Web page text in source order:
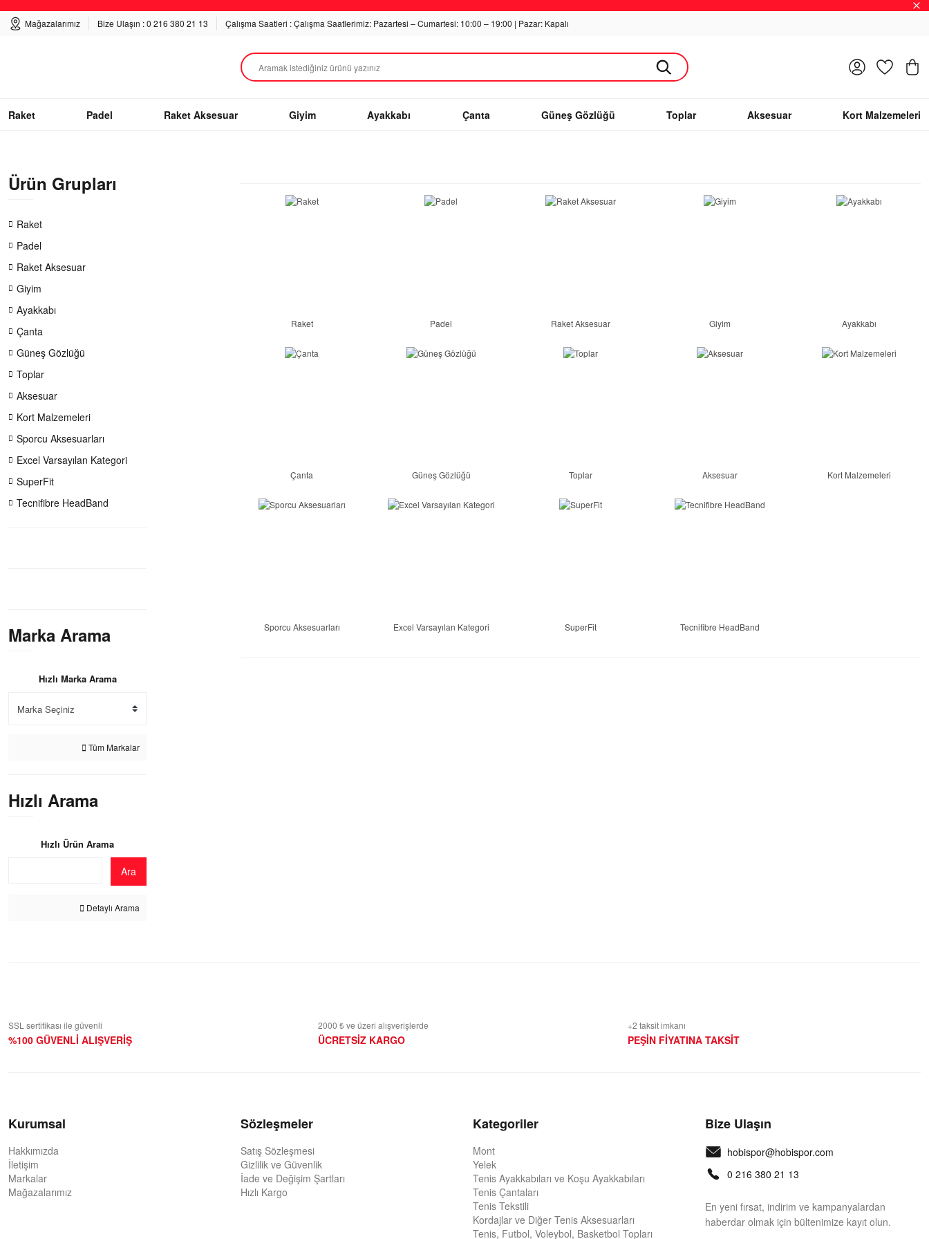
Mağazalarımız Bize Ulaşın : 0 216 380 21 13 Çalışma Saatleri : Çalışma Saatlerimiz: Pazartesi – Cumartesi: 10:00 – 19:00 | Pazar: Kapalı
Giriş Yap
Raket Padel Raket Aksesuar Giyim Ayakkabı Çanta Güneş Gözlüğü Toplar Aksesuar Kort Malzemeleri
Ürün Grupları
Raket
Padel
Raket Aksesuar
Giyim
Ayakkabı
Çanta
Güneş Gözlüğü
Toplar
Aksesuar
Kort Malzemeleri
Sporcu Aksesuarları
Excel Varsayılan Kategori
SuperFit
Tecnifibre HeadBand
Marka Arama
Hızlı Marka Arama
Tüm Markalar
Hızlı Arama
Hızlı Ürün Arama
Ara
Detaylı Arama
Raket Padel Raket Aksesuar Giyim Ayakkabı
Çanta Güneş Gözlüğü Toplar Aksesuar Kort Malzemeleri
Sporcu Aksesuarları Excel Varsayılan Kategori SuperFit Tecnifibre HeadBand
SSL sertifikası ile güvenli
%100 GÜVENLİ ALIŞVERİŞ
2000 ₺ ve üzeri alışverişlerde
ÜCRETSİZ KARGO
+2 taksit imkanı
PEŞİN FİYATINA TAKSİT
Kurumsal
Hakkımızda
İletişim
Markalar
Mağazalarımız
Sözleşmeler
Satış Sözleşmesi
Gizlilik ve Güvenlik
İade ve Değişim Şartları
Hızlı Kargo
Kategoriler
Mont
Yelek
Tenis Ayakkabıları ve Koşu Ayakkabıları
Tenis Çantaları
Tenis Tekstili
Kordajlar ve Diğer Tenis Aksesuarları
Tenis, Futbol, Voleybol, Basketbol Topları
Bize Ulaşın
hobispor@hobispor.com
0 216 380 21 13
En yeni fırsat, indirim ve kampanyalardan
haberdar olmak için bültenimize kayıt olun.